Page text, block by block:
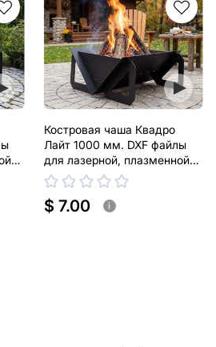
Костровая чаша Квадро
Лайт 1000 мм. DXF файлы
для лазерной, плазменной
резки
$ 7.00 i